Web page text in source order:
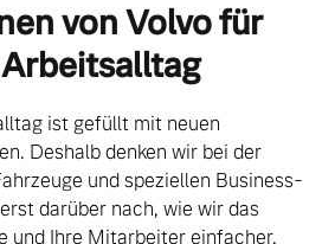
von Volvo für
ist gefüllt mit neuen
Deshalb denken wir bei der
und speziellen Business-
darüber nach, wie wir das
und Ihre Mitarbeiter einfacher,